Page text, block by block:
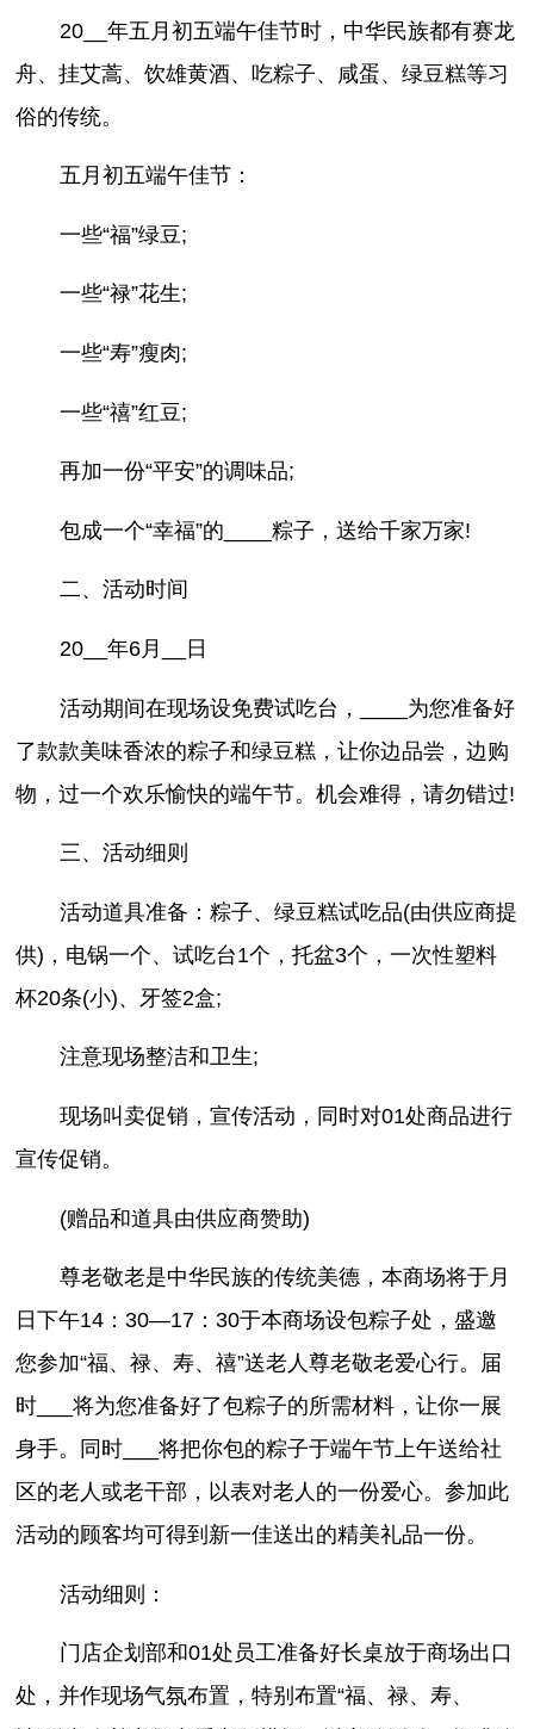
20__年五月初五端午佳节时，中华民族都有赛龙
舟、挂艾蒿、饮雄黄酒、吃粽子、咸蛋、绿豆糕等习
俗的传统。
五月初五端午佳节：
一些“福”绿豆;
一些“禄”花生;
一些“寿”瘦肉;
一些“禧”红豆;
再加一份“平安”的调味品;
包成一个“幸福”的____粽子，送给千家万家!
二、活动时间
20__年6月__日
活动期间在现场设免费试吃台，____为您准备好
了款款美味香浓的粽子和绿豆糕，让你边品尝，边购
物，过一个欢乐愉快的端午节。机会难得，请勿错过!
三、活动细则
活动道具准备：粽子、绿豆糕试吃品(由供应商提
供)，电锅一个、试吃台1个，托盆3个，一次性塑料
杯20条(小)、牙签2盒;
注意现场整洁和卫生;
现场叫卖促销，宣传活动，同时对01处商品进行
宣传促销。
(赠品和道具由供应商赞助)
尊老敬老是中华民族的传统美德，本商场将于月
日下午14：30—17：30于本商场设包粽子处，盛邀
您参加“福、禄、寿、禧”送老人尊老敬老爱心行。届
时___将为您准备好了包粽子的所需材料，让你一展
身手。同时___将把你包的粽子于端午节上午送给社
区的老人或老干部，以表对老人的一份爱心。参加此
活动的顾客均可得到新一佳送出的精美礼品一份。
活动细则：
门店企划部和01处员工准备好长桌放于商场出口
处，并作现场气氛布置，特别布置“福、禄、寿、